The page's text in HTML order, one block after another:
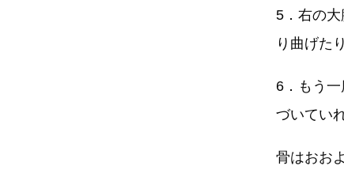
5．右の
り曲げた
6．もう
づいてい
骨はおお